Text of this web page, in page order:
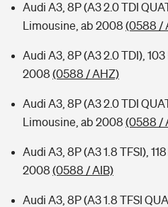
Audi A3, 8P (A3 2.0 TDI
Limousine, ab 2008 (0588 /
Audi A3, 8P (A3 2.0 TDI),
2008 (0588 / AHZ)
Audi A3, 8P (A3 2.0 TDI
Limousine, ab 2008 (0588 /
Audi A3, 8P (A3 1.8 TFSI),
2008 (0588 / AIB)
Audi A3, 8P (A3 1.8 TFSI